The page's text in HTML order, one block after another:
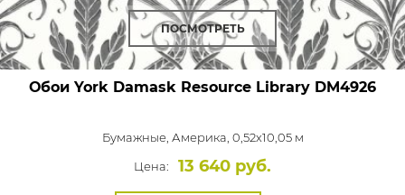
ПОСМОТРЕТЬ
Обои York Damask Resource Library DM4926
Бумажные, Америка, 0,52x10,05 м
Цена:
13 640 руб.